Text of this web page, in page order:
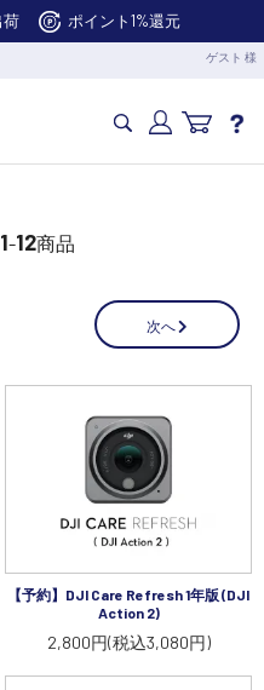
荷 ポイント1%還元
ゲスト 様
ター
1-12商品
次へ
【予約】DJI Care Refresh 1年版 (DJI
Action 2)
2,800円(税込3,080円)